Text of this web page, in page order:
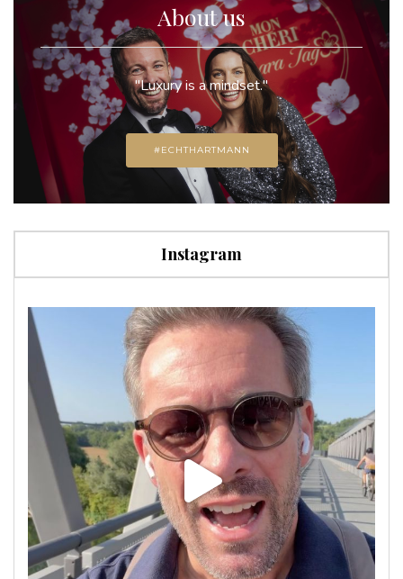
About us
"Luxury is a mindset."
#ECHTHARTMANN
Instagram